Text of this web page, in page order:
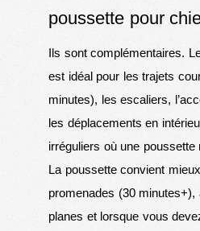
poussette pour
Ils sont complémentaires.
est idéal pour les trajets
minutes), les escaliers,
les déplacements en
irréguliers où une poussette
La poussette convient
promenades (30 minutes+),
planes et lorsque vous